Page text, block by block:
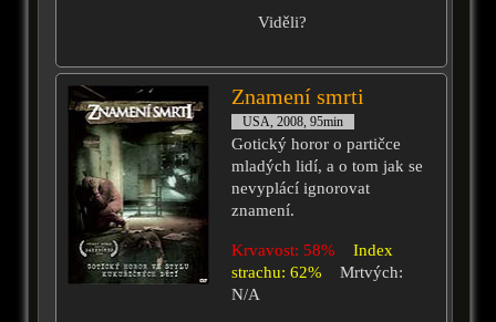
Viděli?
Znamení smrti
USA, 2008, 95min
Gotický horor o partičce
mladých lidí, a o tom jak se
nevyplácí ignorovat
znamení.
Krvavost: 58%
Index
strachu: 62%
Mrtvých:
N/A